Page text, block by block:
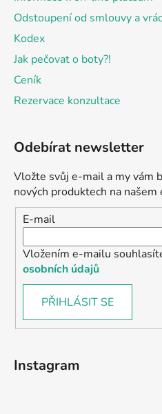
Odstoupení od smlouvy a
Kodex
Jak pečovat o boty?!
Ceník
Rezervace konzultace
Odebírat newsletter
Vložte svůj e-mail a my vám
nových produktech na našem
E-mail
Vložením e-mailu
osobních údajů
PŘIHLÁSIT SE
Instagram